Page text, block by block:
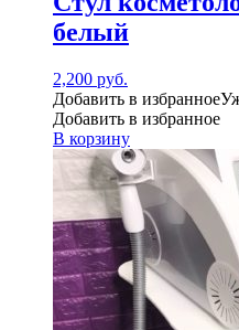
белый
2,200 руб.
Добавить в избранное
Добавить в избранное
В корзину